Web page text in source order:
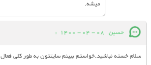
میشه.
حسین 08 - 04 - 1400
:
سلام خسته نباشید.خواستم ببینم سایتتون به طور کلی